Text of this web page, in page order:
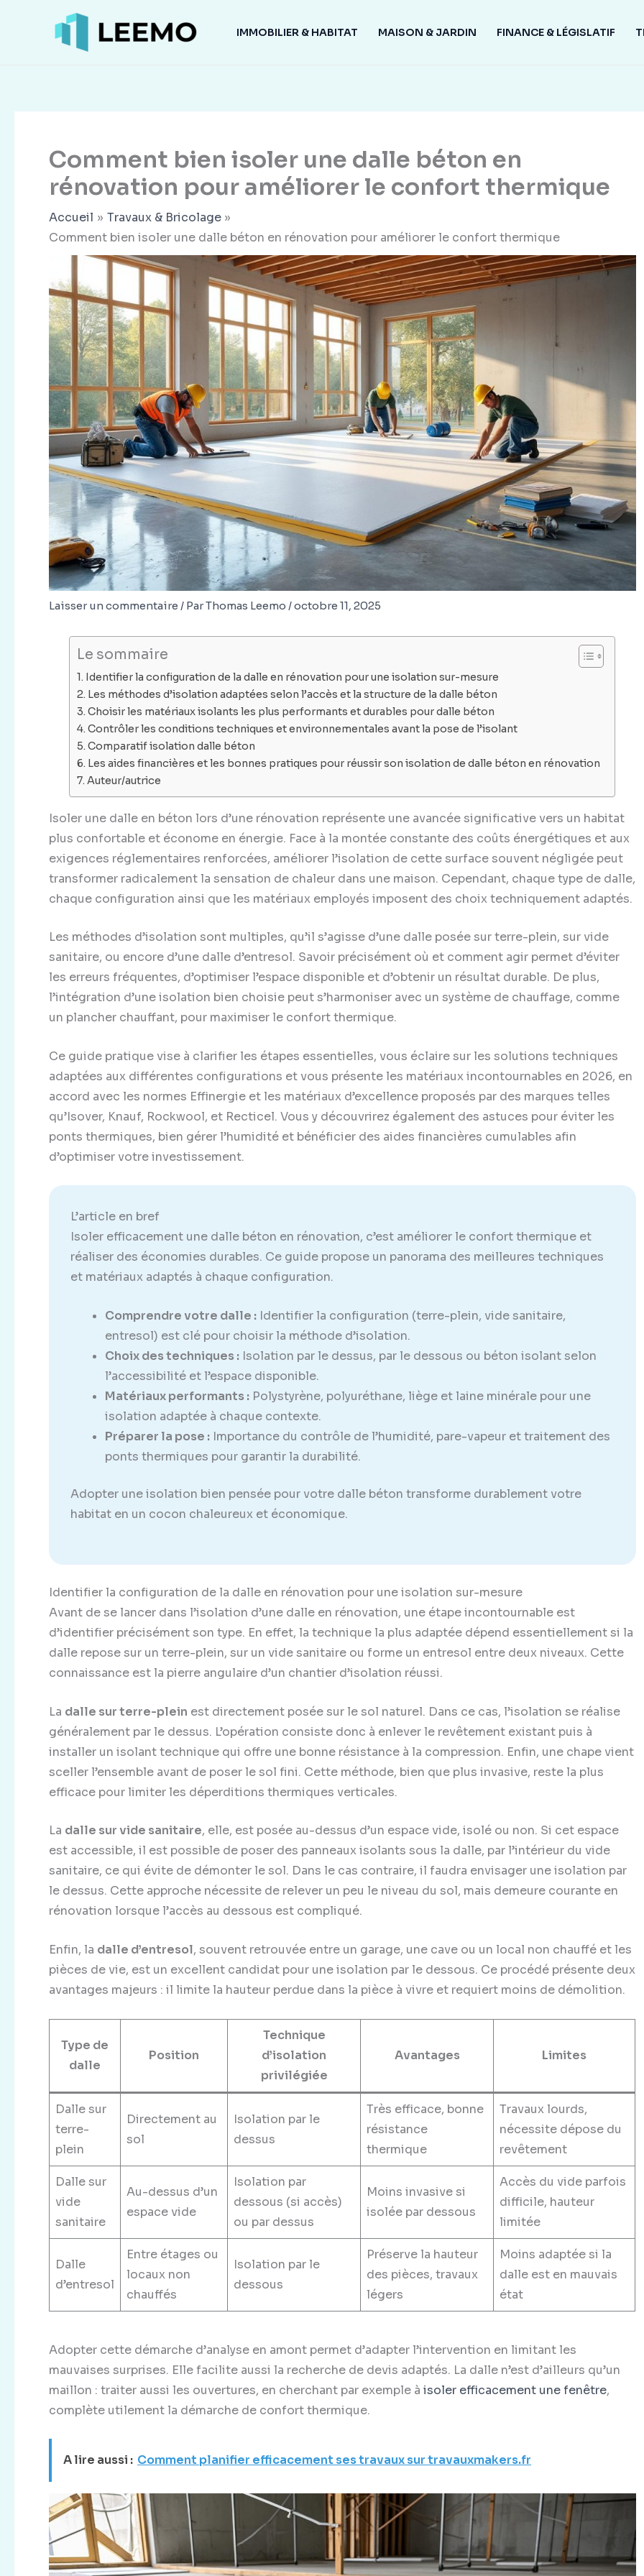
IMMOBILIER & HABITAT MAISON & JARDIN FINANCE & LÉGISLATIF
Comment bien isoler une dalle béton en
rénovation pour améliorer le confort thermique
Accueil
Travaux & Bricolage
Comment bien isoler une dalle béton en rénovation pour améliorer le confort thermique
Laisser un commentaire / ParThomas Leemo /octobre 11, 2025
Le sommaire
Identifier la configuration de la dalle en rénovation pour une isolation sur-mesure
Les méthodes d’isolation adaptées selon l’accès et la structure de la dalle béton
Choisir les matériaux isolants les plus performants et durables pour dalle béton
Contrôler les conditions techniques et environnementales avant la pose de l’isolant
Comparatif isolation dalle béton
Les aides financières et les bonnes pratiques pour réussir son isolation de dalle béton en rénovation
Auteur/autrice
Isoler une dalle en béton lors d’une rénovation représente une avancée significative vers un habitat
plus confortable et économe en énergie. Face à la montée constante des coûts énergétiques et aux
exigences réglementaires renforcées, améliorer l’isolation de cette surface souvent négligée peut
transformer radicalement la sensation de chaleur dans une maison. Cependant, chaque type de dalle,
chaque configuration ainsi que les matériaux employés imposent des choix techniquement adaptés.
Les méthodes d’isolation sont multiples, qu’il s’agisse d’une dalle posée sur terre-plein, sur vide
sanitaire, ou encore d’une dalle d’entresol. Savoir précisément où et comment agir permet d’éviter
les erreurs fréquentes, d’optimiser l’espace disponible et d’obtenir un résultat durable. De plus,
l’intégration d’une isolation bien choisie peut s’harmoniser avec un système de chauffage, comme
un plancher chauffant, pour maximiser le confort thermique.
Ce guide pratique vise à clarifier les étapes essentielles, vous éclaire sur les solutions techniques
adaptées aux différentes configurations et vous présente les matériaux incontournables en 2026, en
accord avec les normes Effinergie et les matériaux d’excellence proposés par des marques telles
qu’Isover, Knauf, Rockwool, et Recticel. Vous y découvrirez également des astuces pour éviter les
ponts thermiques, bien gérer l’humidité et bénéficier des aides financières cumulables afin
d’optimiser votre investissement.
L’article en bref
Isoler efficacement une dalle béton en rénovation, c’est améliorer le confort thermique et
réaliser des économies durables. Ce guide propose un panorama des meilleures techniques
et matériaux adaptés à chaque configuration.
Comprendre votre dalle : Identifier la configuration (terre-plein, vide sanitaire,
entresol) est clé pour choisir la méthode d’isolation.
Choix des techniques : Isolation par le dessus, par le dessous ou béton isolant selon
l’accessibilité et l’espace disponible.
Matériaux performants : Polystyrène, polyuréthane, liège et laine minérale pour une
isolation adaptée à chaque contexte.
Préparer la pose : Importance du contrôle de l’humidité, pare-vapeur et traitement des
ponts thermiques pour garantir la durabilité.
Adopter une isolation bien pensée pour votre dalle béton transforme durablement votre
habitat en un cocon chaleureux et économique.
Identifier la configuration de la dalle en rénovation pour une isolation sur-mesure
Avant de se lancer dans l’isolation d’une dalle en rénovation, une étape incontournable est
d’identifier précisément son type. En effet, la technique la plus adaptée dépend essentiellement si la
dalle repose sur un terre-plein, sur un vide sanitaire ou forme un entresol entre deux niveaux. Cette
connaissance est la pierre angulaire d’un chantier d’isolation réussi.
La dalle sur terre-plein est directement posée sur le sol naturel. Dans ce cas, l’isolation se réalise
généralement par le dessus. L’opération consiste donc à enlever le revêtement existant puis à
installer un isolant technique qui offre une bonne résistance à la compression. Enfin, une chape vient
sceller l’ensemble avant de poser le sol fini. Cette méthode, bien que plus invasive, reste la plus
efficace pour limiter les déperditions thermiques verticales.
La dalle sur vide sanitaire, elle, est posée au-dessus d’un espace vide, isolé ou non. Si cet espace
est accessible, il est possible de poser des panneaux isolants sous la dalle, par l’intérieur du vide
sanitaire, ce qui évite de démonter le sol. Dans le cas contraire, il faudra envisager une isolation par
le dessus. Cette approche nécessite de relever un peu le niveau du sol, mais demeure courante en
rénovation lorsque l’accès au dessous est compliqué.
Enfin, la dalle d’entresol, souvent retrouvée entre un garage, une cave ou un local non chauffé et les
pièces de vie, est un excellent candidat pour une isolation par le dessous. Ce procédé présente deux
avantages majeurs : il limite la hauteur perdue dans la pièce à vivre et requiert moins de démolition.
Type de
dalle
Position
Technique
d’isolation
privilégiée
Avantages Limites
Dalle sur
terre-
plein
Directement au
sol
Isolation par le
dessus
Très efficace, bonne
résistance
thermique
Travaux lourds,
nécessite dépose du
revêtement
Dalle sur
vide
sanitaire
Au-dessus d’un
espace vide
Isolation par
dessous (si accès)
ou par dessus
Moins invasive si
isolée par dessous
Accès du vide parfois
difficile, hauteur
limitée
Dalle
d’entresol
Entre étages ou
locaux non
chauffés
Isolation par le
dessous
Préserve la hauteur
des pièces, travaux
légers
Moins adaptée si la
dalle est en mauvais
état
Adopter cette démarche d’analyse en amont permet d’adapter l’intervention en limitant les
mauvaises surprises. Elle facilite aussi la recherche de devis adaptés. La dalle n’est d’ailleurs qu’un
maillon : traiter aussi les ouvertures, en cherchant par exemple à isoler efficacement une fenêtre,
complète utilement la démarche de confort thermique.
A lire aussi : Comment planifier efficacement ses travaux sur travauxmakers.fr